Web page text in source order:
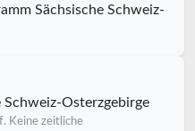
Sächsische Schweiz-
Osterzgebirge
Keine zeitliche